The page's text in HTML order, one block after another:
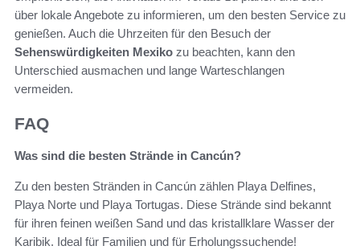
über lokale Angebote zu informieren, um den besten Service zu
genießen. Auch die Uhrzeiten für den Besuch der
Sehenswürdigkeiten Mexiko zu beachten, kann den
Unterschied ausmachen und lange Warteschlangen
vermeiden.
FAQ
Was sind die besten Strände in Cancún?
Zu den besten Stränden in Cancún zählen Playa Delfines,
Playa Norte und Playa Tortugas. Diese Strände sind bekannt
für ihren feinen weißen Sand und das kristallklare Wasser der
Karibik. Ideal für Familien und für Erholungssuchende!